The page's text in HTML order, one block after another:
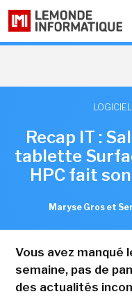
LOGICIEL
Recap IT :
tablette
HPC fait
Maryse Gros et
Vous avez manqué
semaine, pas de
des actualités